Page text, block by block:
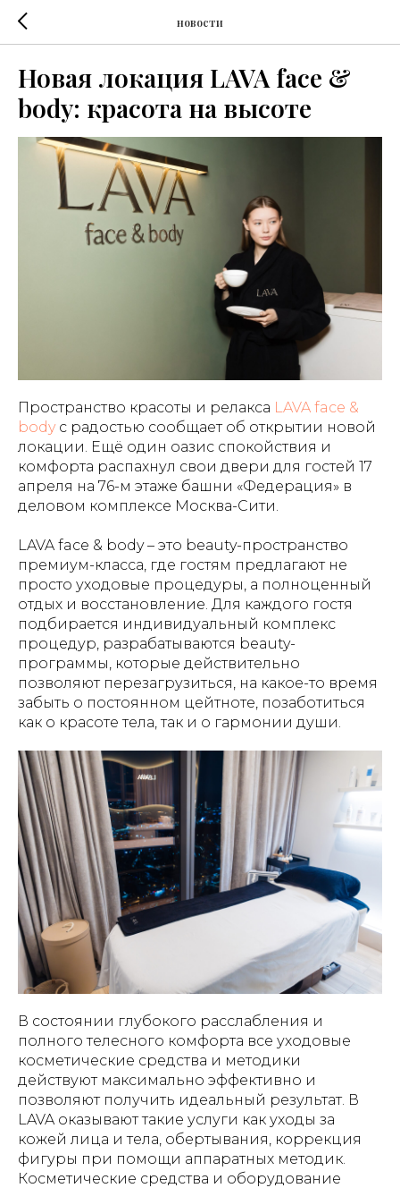
новости
Новая локация LAVA face &
body: красота на высоте
Пространство красоты и релакса LAVA face &
bodyс радостью сообщает об открытии новой
локации. Ещё один оазис спокойствия и
комфорта распахнул свои двери для гостей 17
апреля на 76-м этаже башни «Федерация» в
деловом комплексе Москва-Сити.
LAVA face & body – это beauty-пространство
премиум-класса, где гостям предлагают не
просто уходовые процедуры, а полноценный
отдых и восстановление. Для каждого гостя
подбирается индивидуальный комплекс
процедур, разрабатываются beauty-
программы, которые действительно
позволяют перезагрузиться, на какое-то время
забыть о постоянном цейтноте, позаботиться
как о красоте тела, так и о гармонии души.
В состоянии глубокого расслабления и
полного телесного комфорта все уходовые
косметические средства и методики
действуют максимально эффективно и
позволяют получить идеальный результат. В
LAVA оказывают такие услуги как уходы за
кожей лица и тела, обертывания, коррекция
фигуры при помощи аппаратных методик.
Косметические средства и оборудование